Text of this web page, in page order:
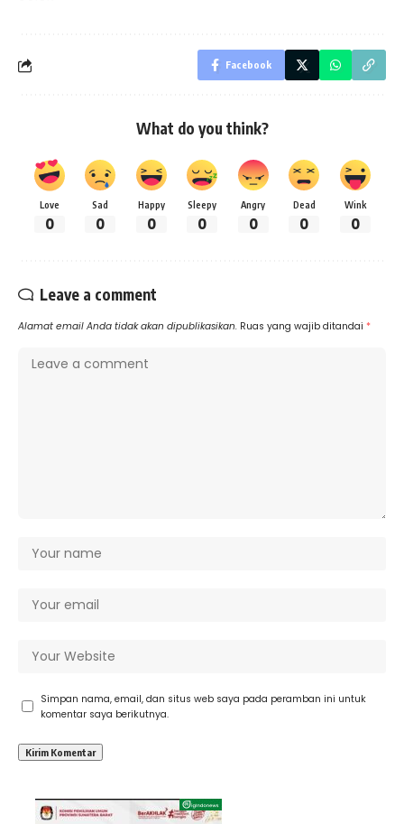
Facebook
What do you think?
Love
0
Sad
0
Happy
0
Sleepy
0
Angry
0
Dead
0
Wink
0
Leave a comment
Alamat email Anda tidak akan dipublikasikan. Ruas yang wajib ditandai *
Simpan nama, email, dan situs web saya pada peramban ini untuk
komentar saya berikutnya.